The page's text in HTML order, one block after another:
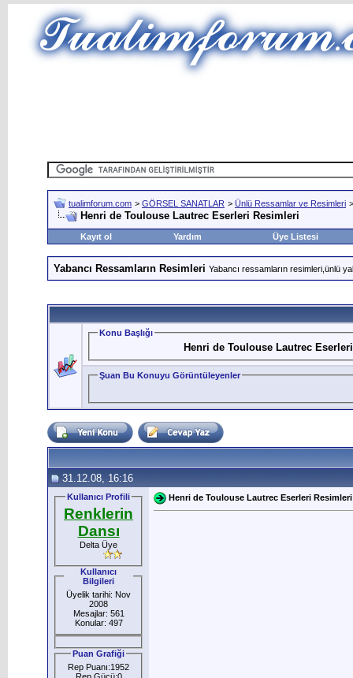
tualimforum.com > GÖRSEL SANATLAR > Ünlü Ressamlar ve Resimleri
Henri de Toulouse Lautrec Eserleri Resimleri
Kayıt ol Yardım Üye Listesi
Yabancı Ressamların Resimleri Yabancı ressamların resimleri,ünlü
Konu Başlığı
Henri de Toulouse Lautrec
Şuan Bu Konuyu Görüntüleyenler
31.12.08, 16:16
Kullanıcı Profili
Renklerin
Dansı
Delta Üye
Kullanıcı
Bilgileri
Üyelik tarihi: Nov
2008
Mesajlar: 561
Konular: 497
Puan Grafiği
Rep Puanı:1952
Henri de Toulouse Lautrec Eserleri Resimleri